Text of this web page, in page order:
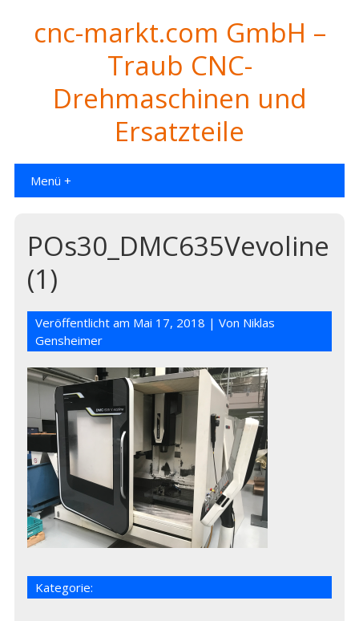
cnc-markt.com GmbH –
Traub CNC-
Drehmaschinen und
Ersatzteile
Menü +
POs30_DMC635Vevoline
(1)
Veröffentlicht am Mai 17, 2018 | Von Niklas
Gensheimer
Kategorie: